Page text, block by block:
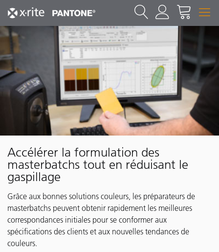
Accélérer la formulation des
masterbatchs tout en réduisant le
gaspillage
Grâce aux bonnes solutions couleurs, les préparateurs de
masterbatchs peuvent obtenir rapidement les meilleures
correspondances initiales pour se conformer aux
spécifications des clients et aux nouvelles tendances de
couleurs.